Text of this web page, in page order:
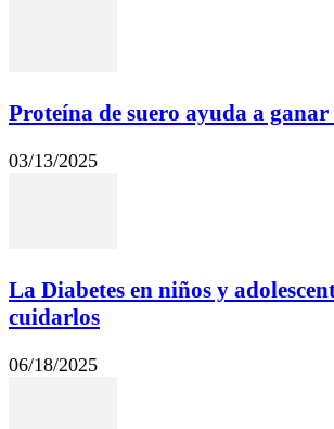
Proteína de suero ayuda a
03/13/2025
La Diabetes en niños y
cuidarlos
06/18/2025